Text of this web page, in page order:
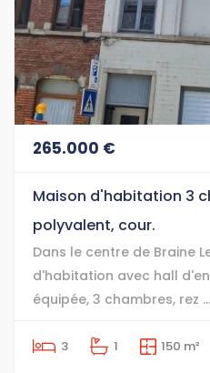
265.000 €
Maison d'habitation 3
polyvalent, cour.
Dans le centre de Braine
d'habitation avec hall
équipée, 3 chambres, rez
3 1 150 m²